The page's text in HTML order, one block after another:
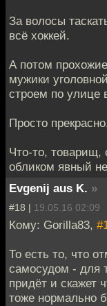
За волосы
всё хоккей.
А потом
мужики
строем по улице
Просто
Что-то,
обликом явный
Evgenij aus K. »
#18 | 19.05.16 02:09
Кому: Gorilla83,
То есть то, что
самосудом - для
придёт и скажет
тоже нормально